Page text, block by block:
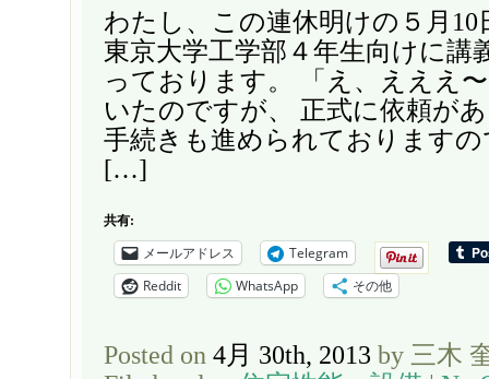
わたし、この連休明けの５月10
東京大学工学部４年生向けに講
っております。 「え、えええ
いたのですが、 正式に依頼が
手続きも進められております
[…]
共有:
メールアドレス
Telegram
Reddit
WhatsApp その他
Posted on 4月 30th, 2013 by 三木